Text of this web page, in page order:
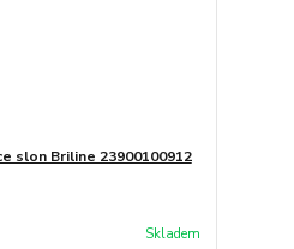
slon Briline 23900100912
Skladem